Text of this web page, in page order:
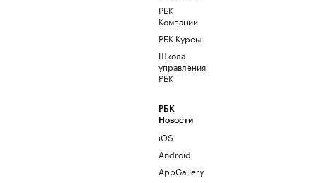
РБК
Компании
РБК Курсы
Школа
управления
РБК
РБК
Новости
iOS
Android
AppGallery